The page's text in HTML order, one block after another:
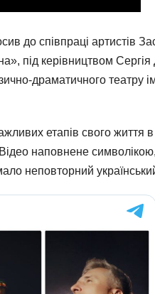
до співпраці артистів
під керівництвом Сергія
драматичного театру
етапів свого життя в
наповнене
неповторний